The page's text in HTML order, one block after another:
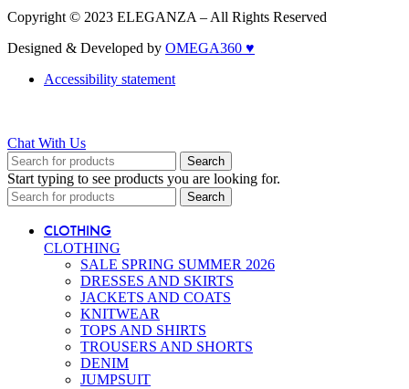
Copyright © 2023 ELEGANZA – All Rights Reserved
Designed & Developed by OMEGA360 ♥
Accessibility statement
Chat With Us
Search
Start typing to see products you are looking for.
Search
CLOTHING
CLOTHING
SALE SPRING SUMMER 2026
DRESSES AND SKIRTS
JACKETS AND COATS
KNITWEAR
TOPS AND SHIRTS
TROUSERS AND SHORTS
DENIM
JUMPSUIT